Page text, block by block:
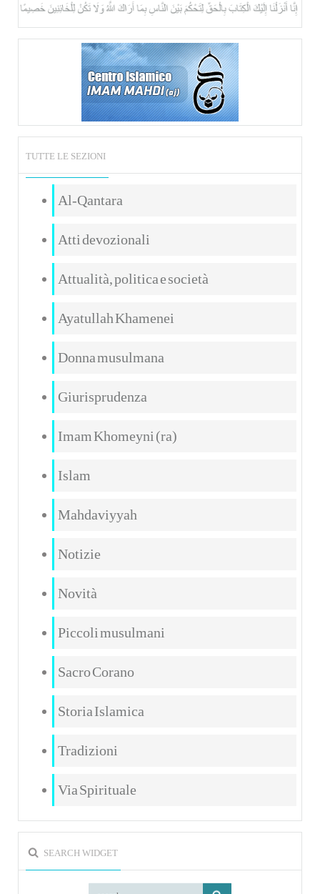
TUTTE LE SEZIONI
Al-Qantara
Atti devozionali
Attualità, politica e società
Ayatullah Khamenei
Donna musulmana
Giurisprudenza
Imam Khomeyni (ra)
Islam
Mahdaviyyah
Notizie
Novità
Piccoli musulmani
Sacro Corano
Storia Islamica
Tradizioni
Via Spirituale
SEARCH WIDGET